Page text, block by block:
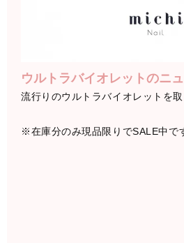
ウルトラバイオレットのニ
流行りのウルトラバイオレットを取
※在庫分のみ現品限りでSALE中で